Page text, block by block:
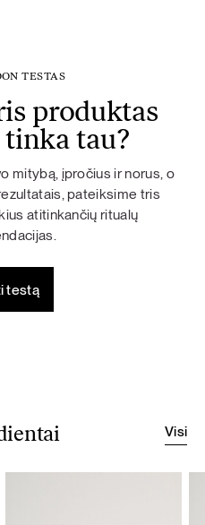
TESTAS
produktas
tinka tau?
mitybą, įpročius ir norus, o
pateiksime tris
atitinkančių ritualų
testą
Visi